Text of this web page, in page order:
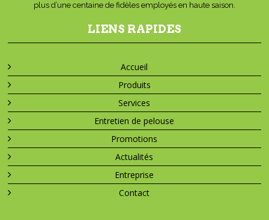
plus d’une centaine de fidèles employés en haute saison.
LIENS RAPIDES
Accueil
Produits
Services
Entretien de pelouse
Promotions
Actualités
Entreprise
Contact